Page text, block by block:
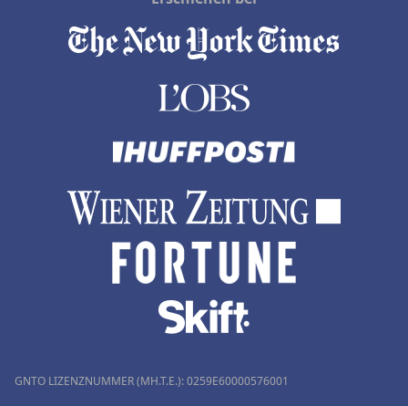
GNTO LIZENZNUMMER (MH.T.E.): 0259Ε60000576001